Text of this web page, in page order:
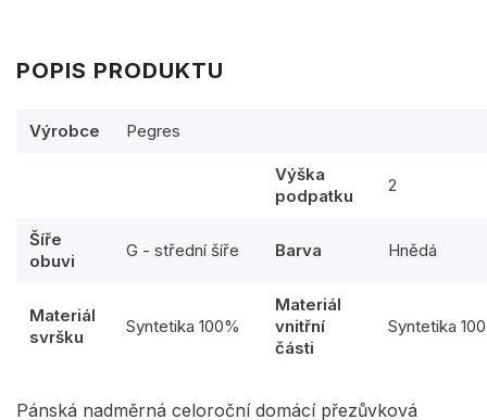
POPIS PRODUKTU
Výrobce Pegres
Výška
podpatku
2
Šíře
obuvi
G - střední šíře Barva Hnědá
Materiál
svršku
Syntetika 100%
Materiál
vnitřní
části
Syntetika
Pánská nadměrná celoroční domácí přezůvková